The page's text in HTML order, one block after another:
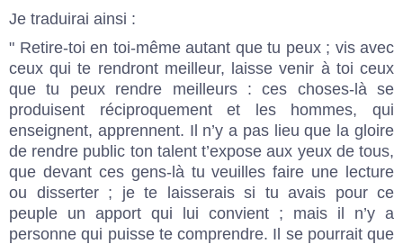
Je traduirai ainsi :
" Retire-toi en toi-même autant que tu peux ; vis avec
ceux qui te rendront meilleur, laisse venir à toi ceux
que tu peux rendre meilleurs : ces choses-là se
produisent réciproquement et les hommes, qui
enseignent, apprennent. Il n’y a pas lieu que la gloire
de rendre public ton talent t’expose aux yeux de tous,
que devant ces gens-là tu veuilles faire une lecture
ou disserter ; je te laisserais si tu avais pour ce
peuple un apport qui lui convient ; mais il n’y a
personne qui puisse te comprendre. Il se pourrait que